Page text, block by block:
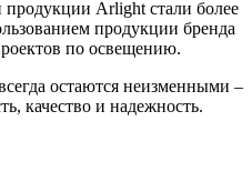
продукции Arlight стали более
продукции бренда
по освещению.
остаются неизменными –
качество и надежность.